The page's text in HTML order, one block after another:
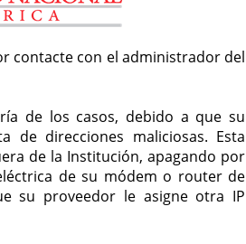
contacte con el administrador del
de los casos, debido a que su
de direcciones maliciosas. Esta
de la Institución, apagando por
de su módem o router de
su proveedor le asigne otra IP